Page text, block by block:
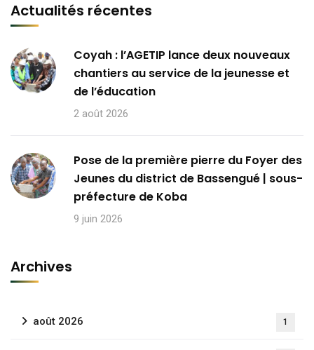
Actualités récentes
Coyah : l’AGETIP lance deux nouveaux
chantiers au service de la jeunesse et
de l’éducation
2 août 2026
Pose de la première pierre du Foyer des
Jeunes du district de Bassengué | sous-
préfecture de Koba
9 juin 2026
Archives
août 2026 1